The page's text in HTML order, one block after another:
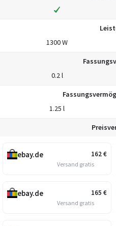
1300 W
0.2 l
1.25 l
162€
ebay.de
Versand gratis
165 €
ebay.de
Versand gratis